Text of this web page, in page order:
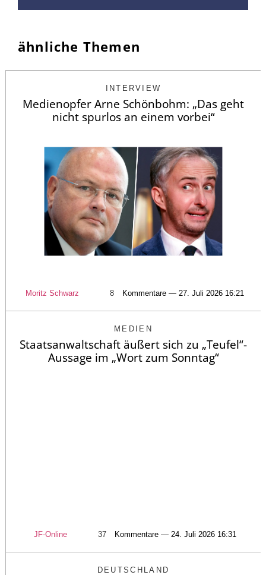
ähnliche Themen
INTERVIEW
Medienopfer Arne Schönbohm: „Das geht
nicht spurlos an einem vorbei“
Moritz Schwarz 8 Kommentare — 27. Juli 2026 16:21
MEDIEN
Staatsanwaltschaft äußert sich zu „Teufel“-
Aussage im „Wort zum Sonntag“
JF-Online 37 Kommentare — 24. Juli 2026 16:31
DEUTSCHLAND